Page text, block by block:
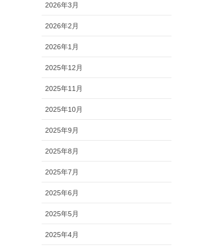
2026年3月
2026年2月
2026年1月
2025年12月
2025年11月
2025年10月
2025年9月
2025年8月
2025年7月
2025年6月
2025年5月
2025年4月